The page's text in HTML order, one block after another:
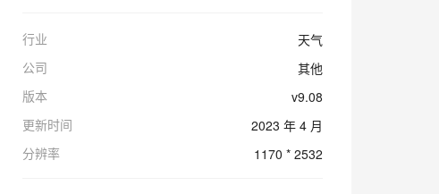
行业
天气
公司
其他
版本
v9.08
更新时间
2023 年 4 月
分辨率
1170 * 2532